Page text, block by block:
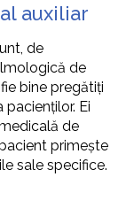
auxiliar
de
de
bine pregătiți
Ei
de
primește
sale specifice.